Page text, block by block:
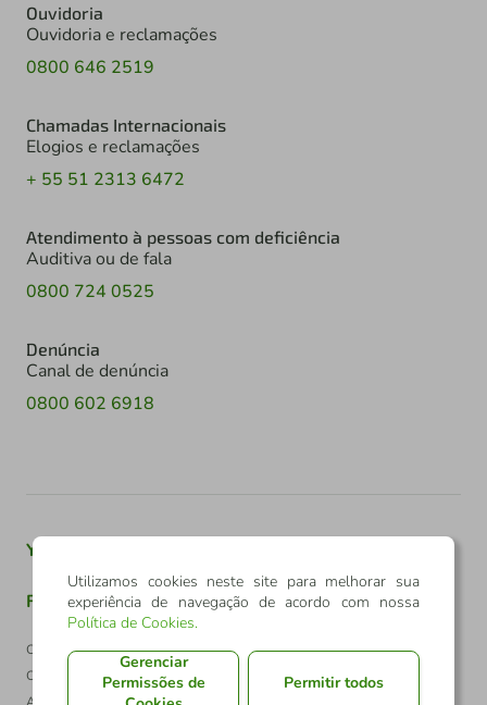
Ouvidoria
Ouvidoria e reclamações
0800 646 2519
Chamadas Internacionais
Elogios e reclamações
+ 55 51 2313 6472
Atendimento à pessoas com deficiência
Auditiva ou de fala
0800 724 0525
Denúncia
Canal de denúncia
0800 602 6918
Youtube
Facebook TikTok
Confederação Sicredi
CNPJ: 03.795.072/0001-60
Utilizamos cookies neste site para melhorar sua
experiência de navegação de acordo com nossa
Política de Cookies.
Gerenciar
Permissões de
Permitir todos